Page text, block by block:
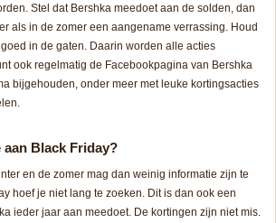
Stel dat Bershka meedoet aan de solden, dan
als in de zomer een aangename verrassing. Houd
in de gaten. Daarin worden alle acties
ook regelmatig de Facebookpagina van Bershka
bijgehouden, onder meer met leuke kortingsacties
aan Black Friday?
en de zomer mag dan weinig informatie zijn te
hoef je niet lang te zoeken. Dit is dan ook een
ieder jaar aan meedoet. De kortingen zijn niet mis.